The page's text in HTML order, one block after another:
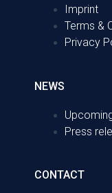
Imprint
Terms &
Privacy
NEWS
Press
CONTACT